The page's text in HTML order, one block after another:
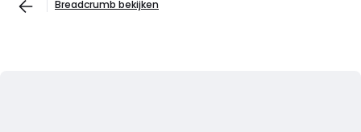
Breadcrumb bekijken